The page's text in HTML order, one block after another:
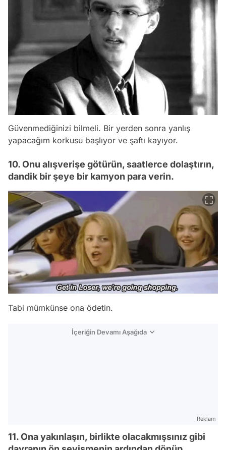
Güvenmediğinizi bilmeli. Bir yerden sonra yanlış
yapacağım korkusu başlıyor ve şaftı kayıyor.
10. Onu alışverişe götürün, saatlerce dolaştırın,
dandik bir şeye bir kamyon para verin.
Tabi mümkünse ona ödetin.
İçeriğin Devamı Aşağıda
Reklam
11. Ona yakınlaşın, birlikte olacakmışsınız gibi